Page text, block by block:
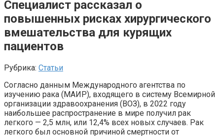
Специалист рассказал о
повышенных рисках хирургического
вмешательства для курящих
пациентов
Рубрика: Статьи
Согласно данным Международного агентства по
изучению рака (МАИР), входящего в систему Всемирной
организации здравоохранения (ВОЗ), в 2022 году
наибольшее распространение в мире получил рак
легкого — 2,5 млн, или 12,4% всех новых случаев. Рак
легкого был основной причиной смертности от